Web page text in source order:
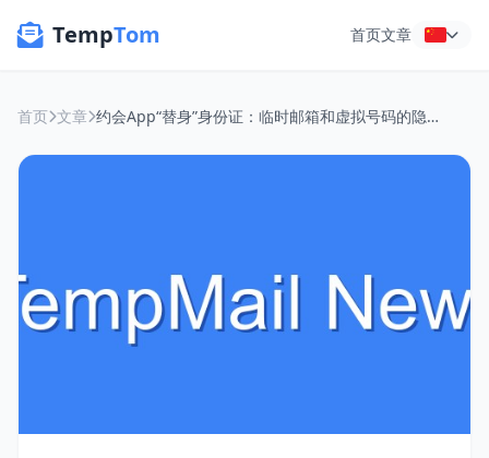
TempTom 首页文章
首页 文章 约会App“替身”身份证：临时邮箱和虚拟号码的隐私妙用